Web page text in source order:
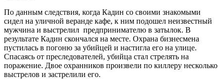
По данным следствия, когда Кадин со своими знакомыми
сидел на уличной веранде кафе, к ним подошел неизвестный
мужчина и выстрелил предпринимателю в затылок. В
результате Кадин скончался на месте. Охрана бизнесмена
пустилась в погоню за убийцей и настигла его на улице.
Спасаясь от преследователей, убийца стал стрелять на
поражение. Двое охранников произвели по киллеру несколько
выстрелов и застрелили его.